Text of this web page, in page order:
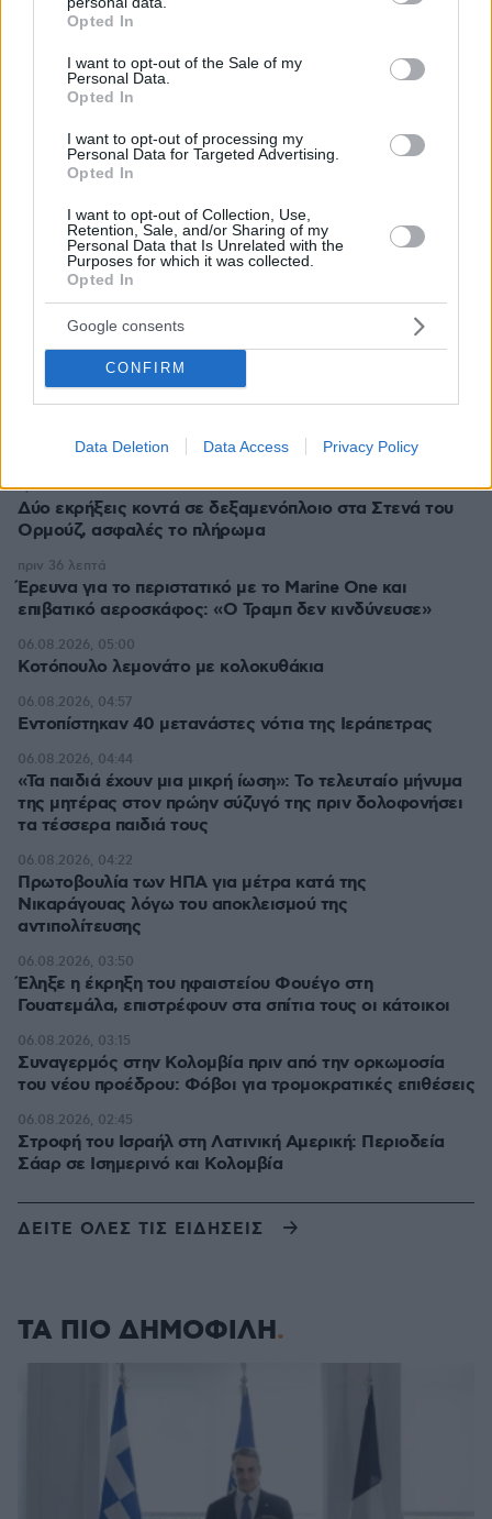
grant or deny consent to Google and its third-party tags to
use your data for below specified purposes in below Google
consent section.
Opted In
I want to opt-out of the Sale of my
Personal Data.
Opted In
I want to opt-out of processing my
Personal Data for Targeted Advertising.
Opted In
I want to opt-out of Collection, Use,
Retention, Sale, and/or Sharing of my
Personal Data that Is Unrelated with the
Purposes for which it was collected.
Opted In
Google consents
CONFIRM
Data Deletion Data Access Privacy Policy
Απομένουν 2500
* Υποχρεωτικά πεδία
ΡΟΗ ΕΙΔΗΣΕΩΝ
Ειδήσεις Δημοφιλή
(6/8/2026)
πριν 6 λεπτά
Δύο εκρήξεις κοντά σε δεξαμενόπλοιο στα Στενά του
Ορμούζ, ασφαλές το πλήρωμα
πριν 20 λεπτά
Έρευνα για το περιστατικό με το Marine One και
επιβατικό αεροσκάφος: «Ο Τραμπ δεν κινδύνευσε»
πριν 36 λεπτά
Κοτόπουλο λεμονάτο με κολοκυθάκια
06.08.2026, 05:00
Εντοπίστηκαν 40 μετανάστες νότια της Ιεράπετρας
06.08.2026, 04:57
«Τα παιδιά έχουν μια μικρή ίωση»: Το τελευταίο μήνυμα
της μητέρας στον πρώην σύζυγό της πριν δολοφονήσει
τα τέσσερα παιδιά τους
06.08.2026, 04:44
Πρωτοβουλία των ΗΠΑ για μέτρα κατά της
Νικαράγουας λόγω του αποκλεισμού της
αντιπολίτευσης
06.08.2026, 04:22
Έληξε η έκρηξη του ηφαιστείου Φουέγο στη
Γουατεμάλα, επιστρέφουν στα σπίτια τους οι κάτοικοι
06.08.2026, 03:50
Συναγερμός στην Κολομβία πριν από την ορκωμοσία
του νέου προέδρου: Φόβοι για τρομοκρατικές επιθέσεις
06.08.2026, 03:15
Στροφή του Ισραήλ στη Λατινική Αμερική: Περιοδεία
Σάαρ σε Ισημερινό και Κολομβία
06.08.2026, 02:45
ΔΕΙΤΕ ΟΛΕΣ ΤΙΣ ΕΙΔΗΣΕΙΣ
ΤΑ ΠΙΟ ΔΗΜΟΦΙΛΗ